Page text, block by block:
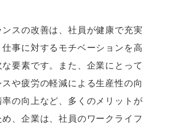
スの改善は、社員が健康で充実
仕事に対するモチベーションを高
要素です。また、企業にとって
スや疲労の軽減による生産性の向
率の向上など、多くのメリットが
、企業は、社員のワークライフ